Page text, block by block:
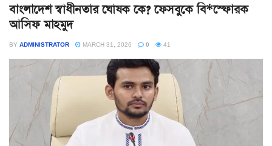
বাংলাদেশ স্বাধীনতার ঘোষক কে? ফেসবুকে বি*স্ফোরক
আসিফ মাহমুদ
BY ADMINISTRATOR MARCH 31, 2026 0 41